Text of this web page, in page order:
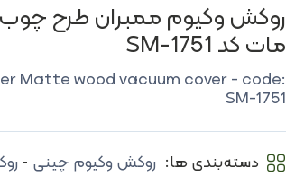
روکش وکیوم ممبران طرح
مات کد SM-1751
Matte wood vacuum cover - code:
SM-1751
دسته‌بندی ها: روکش وکیوم چینی -